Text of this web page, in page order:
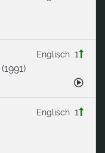
1
Englisch
(1991)
1
Englisch